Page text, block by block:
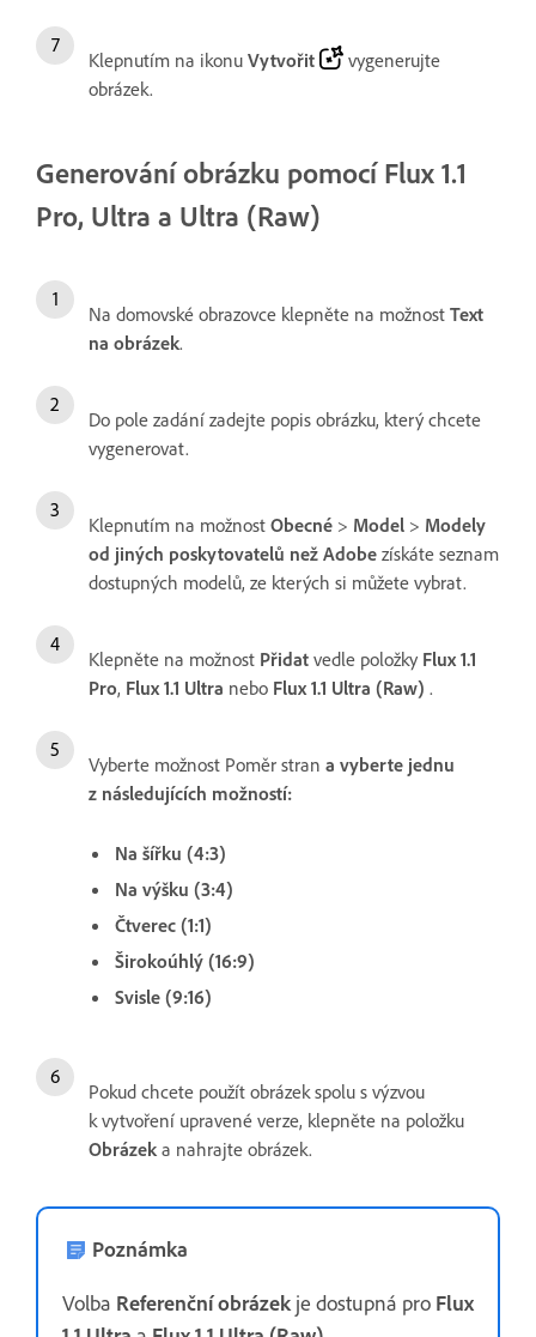
Klepnutím na ikonu Vytvořit
vygenerujte
obrázek.
Generování obrázku pomocí Flux 1.1
Pro, Ultra a Ultra (Raw)
Na domovské obrazovce klepněte na možnost Text
na obrázek.
Do pole zadání zadejte popis obrázku, který chcete
vygenerovat.
Klepnutím na možnost Obecné > Model > Modely
od jiných poskytovatelů než Adobe získáte seznam
dostupných modelů, ze kterých si můžete vybrat.
Klepněte na možnost Přidat vedle položky Flux 1.1
Pro, Flux 1.1 Ultra nebo Flux 1.1 Ultra (Raw) .
Vyberte možnost Poměr stran a vyberte jednu
z následujících možností:
Na šířku (4:3)
Na výšku (3:4)
Čtverec (1:1)
Širokoúhlý (16:9)
Svisle (9:16)
Pokud chcete použít obrázek spolu s výzvou
k vytvoření upravené verze, klepněte na položku
Obrázek a nahrajte obrázek.
Poznámka
Volba Referenční obrázek je dostupná pro Flux